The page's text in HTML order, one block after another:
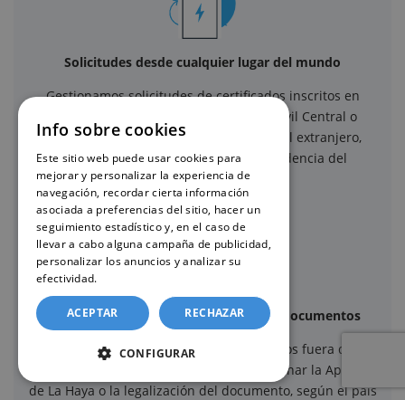
Solicitudes desde cualquier lugar del mundo
Gestionamos solicitudes de certificados inscritos en
Registros Civiles de España, Registro Civil Central o
Consulados y Embajadas españolas en el extranjero,
independientemente del país de residencia del
solicitante.
Apostilla de La Haya y legalización de documentos
Cuando el certificado debe surtir efectos fuera de
España, ofrecemos la posibilidad de gestionar la Apostilla
de La Haya o la legalización del documento, según el país
Info sobre cookies
Este sitio web puede usar cookies para
mejorar y personalizar la experiencia de
navegación, recordar cierta información
asociada a preferencias del sitio, hacer un
seguimiento estadístico y, en el caso de
llevar a cabo alguna campaña de publicidad,
personalizar los anuncios y analizar su
efectividad.
ACEPTAR RECHAZAR
CONFIGURAR